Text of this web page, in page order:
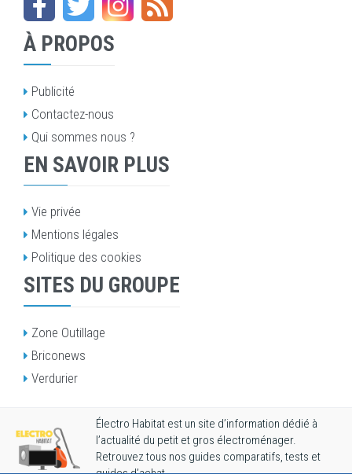
À PROPOS
Publicité
Contactez-nous
Qui sommes nous ?
EN SAVOIR PLUS
Vie privée
Mentions légales
Politique des cookies
SITES DU GROUPE
Zone Outillage
Briconews
Verdurier
Électro Habitat est un site d’information dédié à
l’actualité du petit et gros électroménager.
Retrouvez tous nos guides comparatifs, tests et